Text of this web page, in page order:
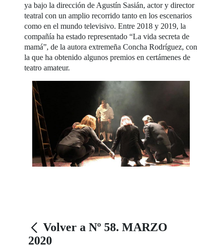
ya bajo la dirección de Agustín Sasián, actor y director
teatral con un amplio recorrido tanto en los escenarios
como en el mundo televisivo. Entre 2018 y 2019, la
compañía ha estado representado “La vida secreta de
mamá”, de la autora extremeña Concha Rodríguez, con
la que ha obtenido algunos premios en certámenes de
teatro amateur.
Volver a Nº 58. MARZO
2020